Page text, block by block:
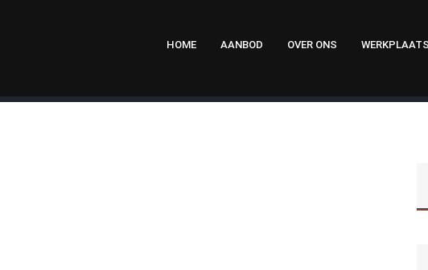
HOME AANBOD OVER ONS WERKPLAATS